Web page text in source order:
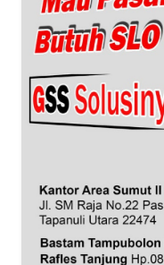
WN
NTT
WN
KEPRI
WN
PAPUA
BARAT